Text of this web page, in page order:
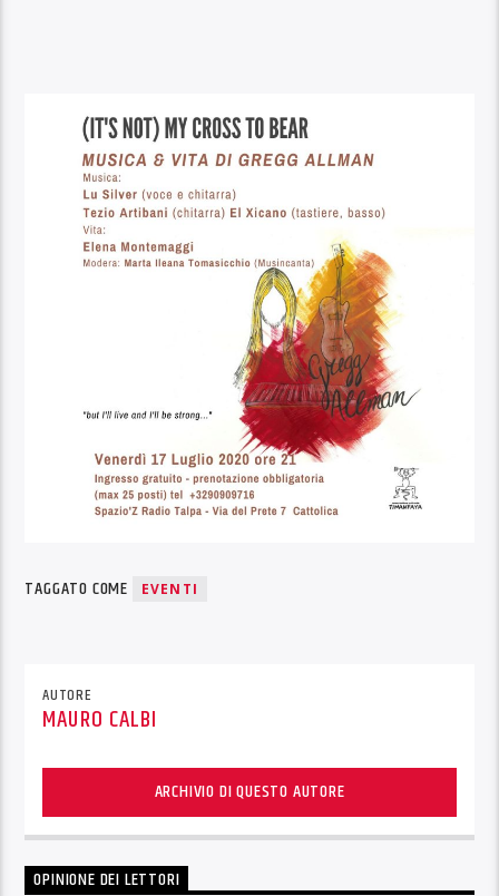
TAGGATO COME EVENTI
AUTORE
MAURO CALBI
ARCHIVIO DI QUESTO AUTORE
OPINIONE DEI LETTORI